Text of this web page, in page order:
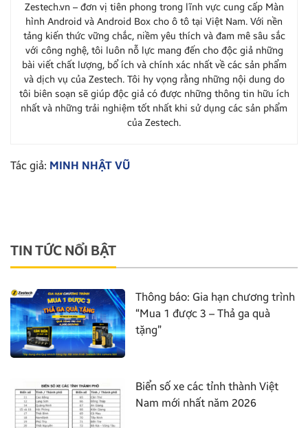
Zestech.vn – đơn vị tiên phong trong lĩnh vực cung cấp Màn
hình Android và Android Box cho ô tô tại Việt Nam. Với nền
tảng kiến thức vững chắc, niềm yêu thích và đam mê sâu sắc
với công nghệ, tôi luôn nỗ lực mang đến cho độc giả những
bài viết chất lượng, bổ ích và chính xác nhất về các sản phẩm
và dịch vụ của Zestech. Tôi hy vọng rằng những nội dung do
tôi biên soạn sẽ giúp độc giả có được những thông tin hữu ích
nhất và những trải nghiệm tốt nhất khi sử dụng các sản phẩm
của Zestech.
Tác giả: MINH NHẬT VŨ
TIN TỨC NỔI BẬT
Thông báo: Gia hạn chương trình
“Mua 1 được 3 – Thả ga quà
tặng”
Biển số xe các tỉnh thành Việt
Nam mới nhất năm 2026